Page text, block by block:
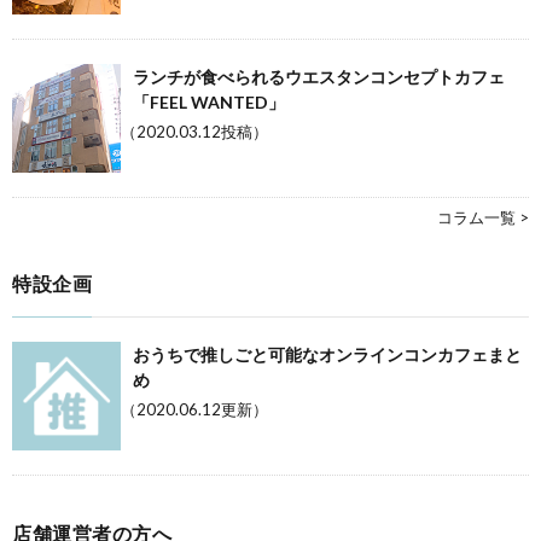
ランチが食べられるウエスタンコンセプトカフェ
「FEEL WANTED」
（2020.03.12投稿）
コラム一覧 >
特設企画
おうちで推しごと可能なオンラインコンカフェまと
め
（2020.06.12更新）
店舗運営者の方へ